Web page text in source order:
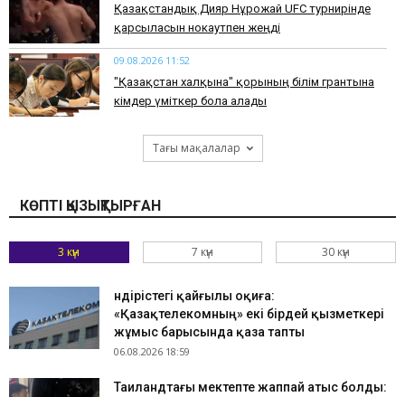
Қазақстандық Дияр Нұрғожай UFC турнирінде
қарсыласын нокаутпен жеңді
09.08.2026 11:52
"Қазақстан халқына" қорының білім грантына
кімдер үміткер бола алады
Тағы мақалалар
КӨПТІ ҚЫЗЫҚТЫРҒАН
3 күн 7 күн 30 күн
Өндірістегі қайғылы оқиға:
«Қазақтелекомның» екі бірдей қызметкері
жұмыс барысында қаза тапты
06.08.2026 18:59
Таиландтағы мектепте жаппай атыс болды: